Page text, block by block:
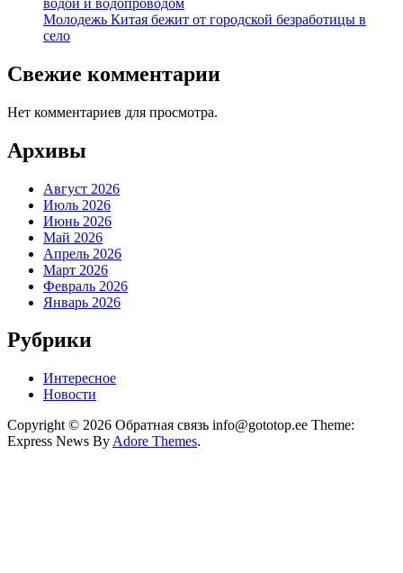
Молодежь Китая бежит от городской безработицы в
село
Свежие комментарии
Нет комментариев для просмотра.
Архивы
Август 2026
Июль 2026
Июнь 2026
Май 2026
Апрель 2026
Март 2026
Февраль 2026
Январь 2026
Рубрики
Интересное
Новости
Copyright © 2026 Обратная связь info@gototop.ee Theme:
Express News By Adore Themes.